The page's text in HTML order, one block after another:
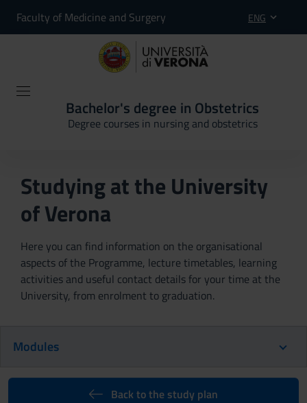
Faculty of Medicine and Surgery ENG
Bachelor's degree in Obstetrics
Degree courses in nursing and obstetrics
Studying at the University
of Verona
Here you can find information on the organisational
aspects of the Programme, lecture timetables, learning
activities and useful contact details for your time at the
University, from enrolment to graduation.
Modules
Back to the study plan